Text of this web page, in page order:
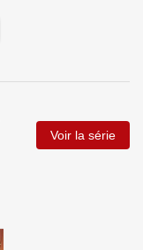
Voir la série